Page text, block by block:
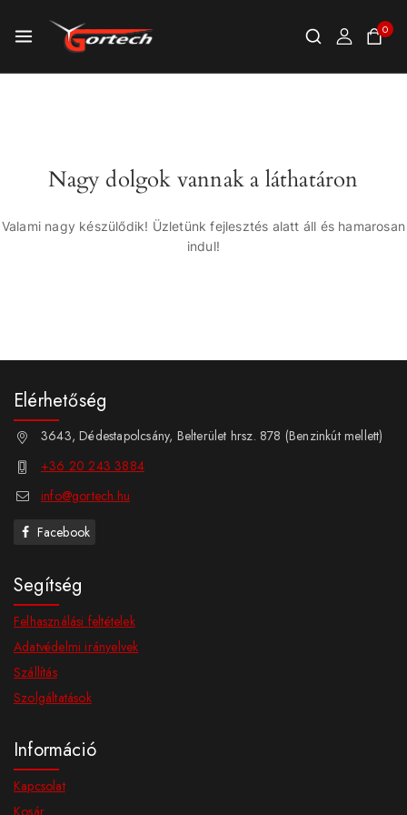
0
Nagy dolgok vannak a láthatáron
Valami nagy készülődik! Üzletünk fejlesztés alatt áll és hamarosan
indul!
Elérhetőség
3643, Dédestapolcsány, Belterület hrsz. 878 (Benzinkút mellett)
+36 20 243 3884
info@gortech.hu
Facebook
Segítség
Felhasználási feltételek
Adatvédelmi irányelvek
Szállítás
Szolgáltatások
Információ
Kapcsolat